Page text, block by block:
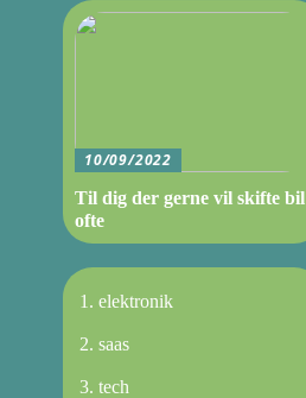
10/09/2022
Til dig der gerne vil skifte bil
ofte
elektronik
saas
tech